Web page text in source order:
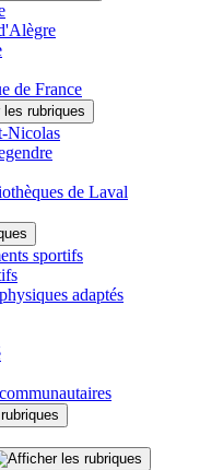
de France
Nicolas
de Laval
sportifs
adaptés